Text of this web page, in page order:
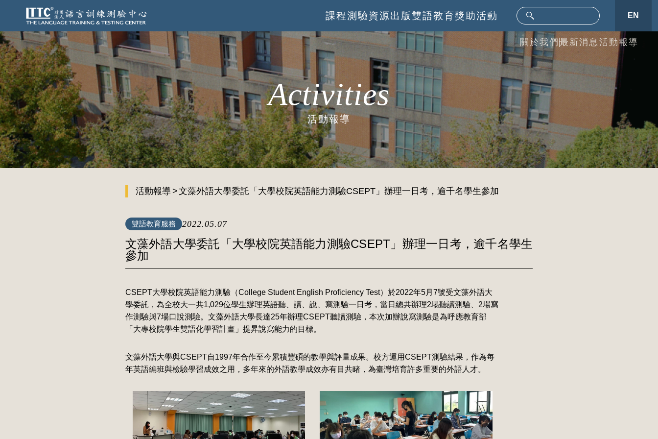
課程測驗資源出版雙語教育獎助活動 EN
關於我們 最新消息 活動報導
Activities
活動報導
活動報導 文藻外語大學委託「大學校院英語能力測驗CSEPT」辦理一日考，逾千名學生參加
雙語教育服務 2022.05.07
文藻外語大學委託「大學校院英語能力測驗CSEPT」辦理一日考，逾千名學生
參加
CSEPT大學校院英語能力測驗（College Student English Proficiency Test）於2022年5月7號受文藻外語大
學委託，為全校大一共1,029位學生辦理英語聽、讀、說、寫測驗一日考，當日總共辦理2場聽讀測驗、2場寫
作測驗與7場口說測驗。文藻外語大學長達25年辦理CSEPT聽讀測驗，本次加辦說寫測驗是為呼應教育部
「大專校院學生雙語化學習計畫」提昇說寫能力的目標。
文藻外語大學與CSEPT自1997年合作至今累積豐碩的教學與評量成果。校方運用CSEPT測驗結果，作為每
年英語編班與檢驗學習成效之用，多年來的外語教學成效亦有目共睹，為臺灣培育許多重要的外語人才。